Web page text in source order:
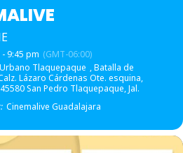
9:45 pm (GMT-06:00)
Tlaquepaque , Batalla de
Lázaro Cárdenas Ote. esquina,
San Pedro Tlaquepaque, Jal.
Cinemalive Guadalajara